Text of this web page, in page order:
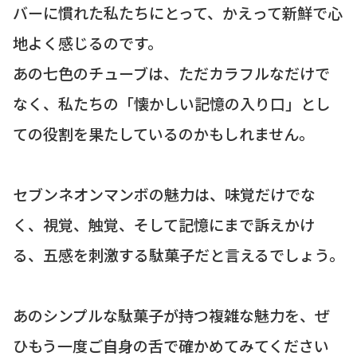
バーに慣れた私たちにとって、かえって新鮮で心
地よく感じるのです。
あの七色のチューブは、ただカラフルなだけで
なく、私たちの「懐かしい記憶の入り口」とし
ての役割を果たしているのかもしれません。
セブンネオンマンボの魅力は、味覚だけでな
く、視覚、触覚、そして記憶にまで訴えかけ
る、五感を刺激する駄菓子だと言えるでしょう。
あのシンプルな駄菓子が持つ複雑な魅力を、ぜ
ひもう一度ご自身の舌で確かめてみてください